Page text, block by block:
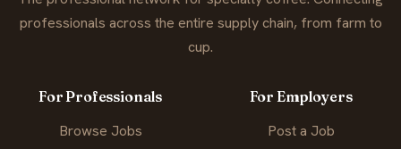
professionals across the entire supply chain, from farm to
cup.
For Professionals
Browse Jobs
For Employers
Post a Job